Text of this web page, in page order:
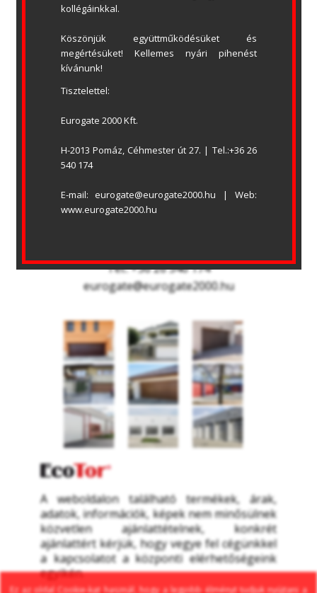
BEMUTATÓTEREM
Honnan indul? (cím)
Tel.: +36 26 540 174
eurogate@eurogate2000.hu
A weboldalon található termékek, árak,
adatok, információk, képek nem minősülnek
közvetlen ajánlattételnek, konkrét
ajánlattért kérjük, hogy vegye fel cégünkkel
a kapcsolatot a központi elérhetőségeink
egyikén.
Ez az oldal Cookie-kat használ, hogy a legjobb élményt tudjuk nyújtani a
kollégáinkkal.
Köszönjük együttműködésüket és
megértésüket! Kellemes nyári pihenést
kívánunk!
Tisztelettel:
Eurogate 2000 Kft.
H-2013 Pomáz, Céhmester út 27. | Tel.:+36 26
540 174
E-mail: eurogate@eurogate2000.hu | Web:
www.eurogate2000.hu